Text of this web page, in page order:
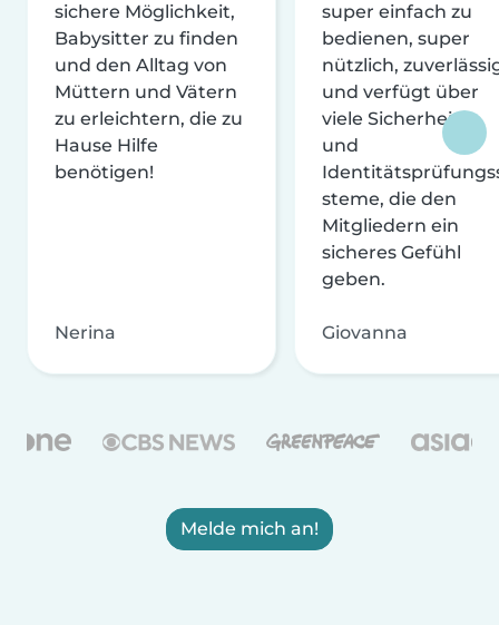
sichere Möglichkeit,
Babysitter zu finden
und den Alltag von
Müttern und Vätern
zu erleichtern, die zu
Hause Hilfe
benötigen!
Nerina
super einfach zu
bedienen, super
nützlich,
und verfügt über
viele Sicherheits-
und
steme, die den
Mitgliedern ein
sicheres Gefühl
geben.
Giovanna
Melde mich an!